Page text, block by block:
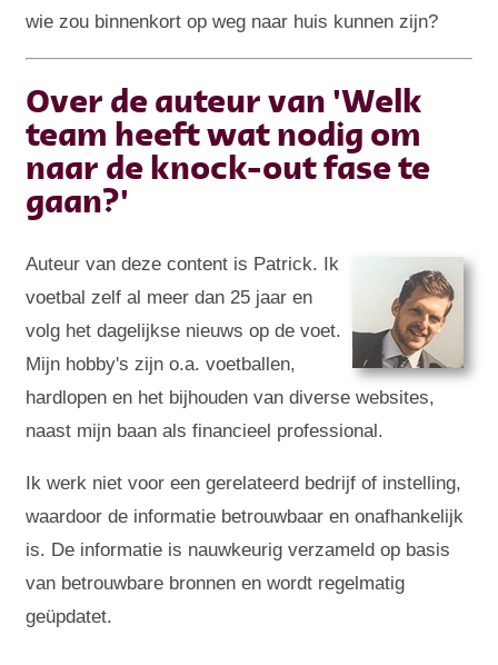
wie zou binnenkort op weg naar huis kunnen zijn?
Over de auteur van 'Welk
team heeft wat nodig om
naar de knock-out fase te
gaan?'
Auteur van deze content is Patrick. Ik
voetbal zelf al meer dan 25 jaar en
volg het dagelijkse nieuws op de voet.
Mijn hobby's zijn o.a. voetballen,
hardlopen en het bijhouden van diverse websites,
naast mijn baan als financieel professional.
Ik werk niet voor een gerelateerd bedrijf of instelling,
waardoor de informatie betrouwbaar en onafhankelijk
is. De informatie is nauwkeurig verzameld op basis
van betrouwbare bronnen en wordt regelmatig
geüpdatet.